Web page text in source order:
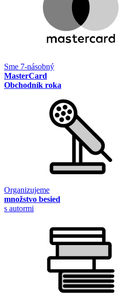
Sme 7-násobný
MasterCard
Obchodník roka
Organizujeme
množstvo besied
s autormi